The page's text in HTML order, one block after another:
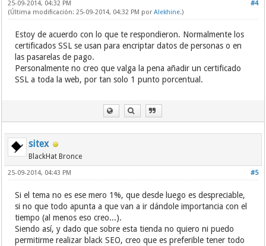
#4
25-09-2014, 04:32 PM
(Última modificación: 25-09-2014, 04:32 PM porAlekhine.)
Estoy de acuerdo con lo que te respondieron. Normalmente los
certificados SSL se usan para encriptar datos de personas o en
las pasarelas de pago.
Personalmente no creo que valga la pena añadir un certificado
SSL a toda la web, por tan solo 1 punto porcentual.
sitex
BlackHat Bronce
#5
25-09-2014, 04:43 PM
Si el tema no es ese mero 1%, que desde luego es despreciable,
si no que todo apunta a que van a ir dándole importancia con el
tiempo (al menos eso creo...).
Siendo así, y dado que sobre esta tienda no quiero ni puedo
permitirme realizar black SEO, creo que es preferible tener todo